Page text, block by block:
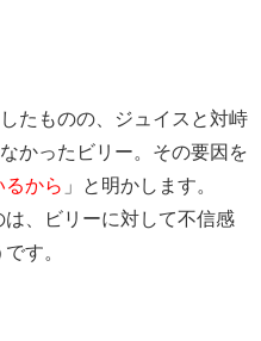
たものの、ジュイスと対峙
かったビリー。その要因を
るから 」と明かします。
、ビリーに対して不信感
す。